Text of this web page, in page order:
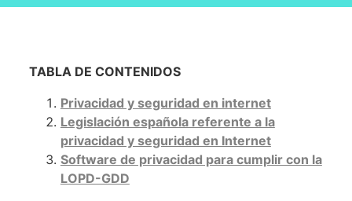
TABLA DE CONTENIDOS
Privacidad y seguridad en internet
Legislación española referente a la
privacidad y seguridad en Internet
Software de privacidad para cumplir con la
LOPD-GDD